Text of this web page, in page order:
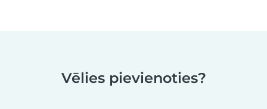
Vēlies pievienoties?